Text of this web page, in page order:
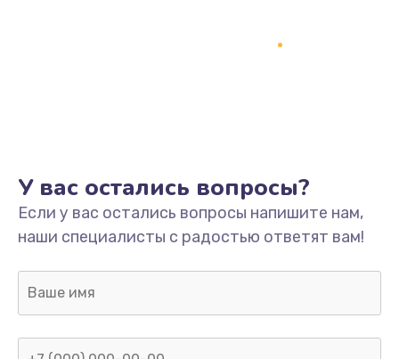
995 руб.
Заказать
Замена шлейфа матрицы
У вас остались вопросы?
Если у вас остались вопросы напишите нам,
наши специалисты с радостью ответят вам!